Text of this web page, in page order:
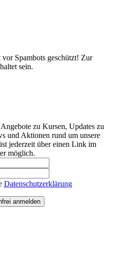
Spambots geschützt! Zur
sein.
zu Kursen, Updates zu
und Aktionen rund um unsere
jederzeit über einen Link im
möglich.
Datenschutzerklärung
anmelden